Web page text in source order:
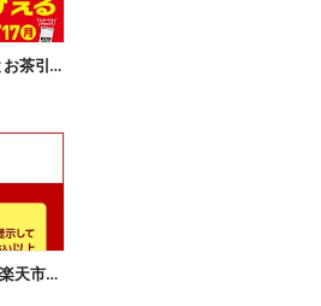
【無料引換券!】焼き麺買うとお茶引換券貰える!
楽天ポイントカード提示で、楽天市場でのお買い物がおトクに!